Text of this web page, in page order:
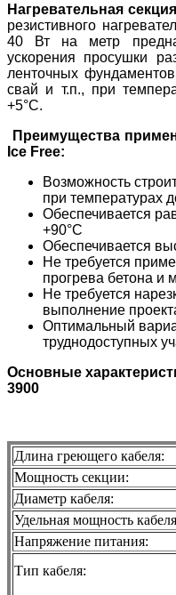
Нагревательная
резистивного
40 Вт на метр
ускорения просушки
ленточных
свай и т.п., при
+5°С.
Преимущества
Ice Free:
Возможность
при температурах
Обеспечивается
+90°С
Обеспечивается
Не требуется
прогрева бетона и
Не требуется
выполнение
Оптимальный
труднодоступных
Основные
3900
Длина греющего кабеля:
Мощность секции:
Диаметр кабеля:
Удельная мощность
Напряжение питания:
Тип